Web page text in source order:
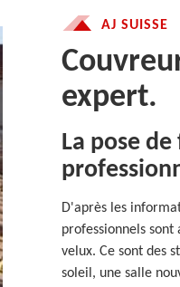
AJ SUISSE
expert.
La pose
D'après les
professionnels
velux. Ce sont des
soleil, une salle